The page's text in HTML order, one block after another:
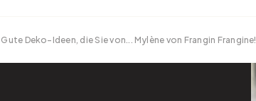
Deko-Ideen, die Sie von... Mylène von Frangin Frangine!